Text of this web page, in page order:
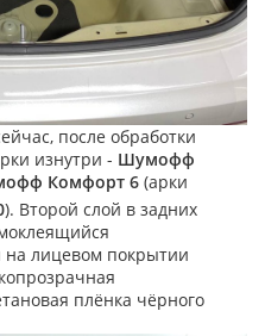
после обработки
изнутри - Шумофф
Комфорт 6 (арки
). Второй слой в задних
лицевом покрытии
плёнка чёрного